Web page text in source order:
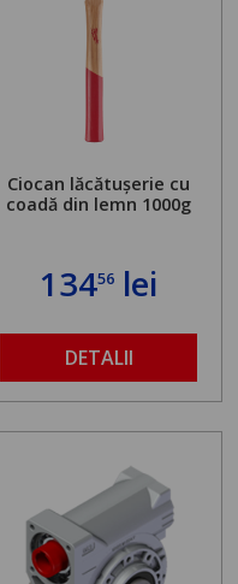
Ciocan lăcătușerie cu
coadă din lemn 1000g
13456 lei
DETALII